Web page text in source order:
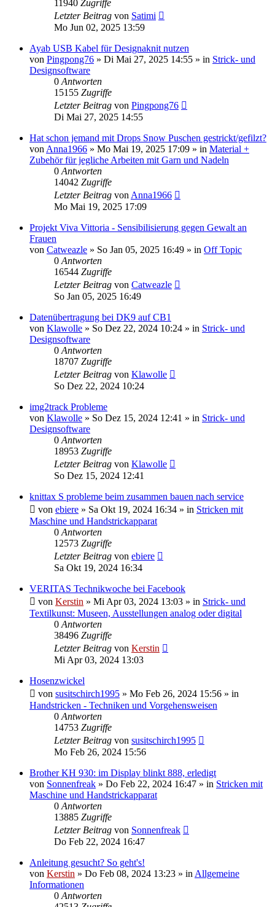
11940 Zugriffe
Letzter Beitrag von Satimi
Mo Jun 02, 2025 13:59
Ayab USB Kabel für Designaknit nutzen
von Pingpong76 » Di Mai 27, 2025 14:55 » in Strick- und
Designsoftware
0 Antworten
15155 Zugriffe
Letzter Beitrag von Pingpong76
Di Mai 27, 2025 14:55
Hat schon jemand mit Drops Snow Puschen gestrickt/gefilzt?
von Anna1966 » Mo Mai 19, 2025 17:09 » in Material +
Zubehör für jegliche Arbeiten mit Garn und Nadeln
0 Antworten
14042 Zugriffe
Letzter Beitrag von Anna1966
Mo Mai 19, 2025 17:09
Projekt Viva Vittoria - Sensibilisierung gegen Gewalt an
Frauen
von Catweazle » So Jan 05, 2025 16:49 » in Off Topic
0 Antworten
16544 Zugriffe
Letzter Beitrag von Catweazle
So Jan 05, 2025 16:49
Datenübertragung bei DK9 auf CB1
von Klawolle » So Dez 22, 2024 10:24 » in Strick- und
Designsoftware
0 Antworten
18707 Zugriffe
Letzter Beitrag von Klawolle
So Dez 22, 2024 10:24
img2track Probleme
von Klawolle » So Dez 15, 2024 12:41 » in Strick- und
Designsoftware
0 Antworten
18953 Zugriffe
Letzter Beitrag von Klawolle
So Dez 15, 2024 12:41
knittax S probleme beim zusammen bauen nach service
von ebiere » Sa Okt 19, 2024 16:34 » in Stricken mit
Maschine und Handstrickapparat
0 Antworten
12573 Zugriffe
Letzter Beitrag von ebiere
Sa Okt 19, 2024 16:34
VERITAS Technikwoche bei Facebook
von Kerstin » Mi Apr 03, 2024 13:03 » in Strick- und
Textilkunst: Museen, Ausstellungen analog oder digital
0 Antworten
38496 Zugriffe
Letzter Beitrag von Kerstin
Mi Apr 03, 2024 13:03
Hosenzwickel
von susitschirch1995 » Mo Feb 26, 2024 15:56 » in
Handstricken - Techniken und Vorgehensweisen
0 Antworten
14753 Zugriffe
Letzter Beitrag von susitschirch1995
Mo Feb 26, 2024 15:56
Brother KH 930: im Display blinkt 888, erledigt
von Sonnenfreak » Do Feb 22, 2024 16:47 » in Stricken mit
Maschine und Handstrickapparat
0 Antworten
13885 Zugriffe
Letzter Beitrag von Sonnenfreak
Do Feb 22, 2024 16:47
Anleitung gesucht? So geht's!
von Kerstin » Do Feb 08, 2024 13:23 » in Allgemeine
Informationen
0 Antworten